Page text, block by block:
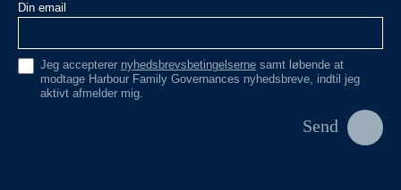
Din email
Jeg accepterer nyhedsbrevsbetingelserne samt løbende at
modtage Harbour Family Governances nyhedsbreve, indtil jeg
aktivt afmelder mig.
Send